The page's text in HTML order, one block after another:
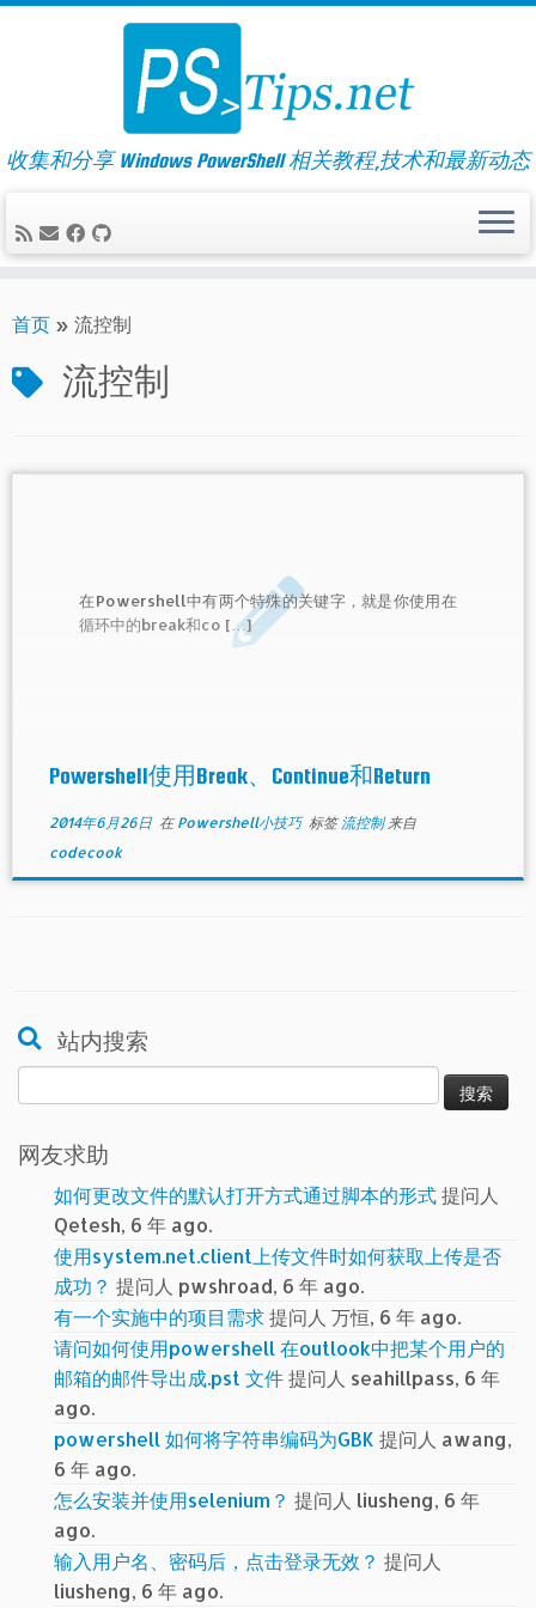
Skip
收集和分享 Windows PowerShell 相关教程,技术和最新动态
首页 » 流控制
流控制
在Powershell中有两个特殊的关键字，就是你使用在
循环中的break和co […]
Powershell使用Break、Continue和Return
2014年6月26日在 Powershell小技巧 标签流控制来自
codecook
站内搜索
索：
网友求助
如何更改文件的默认打开方式通过脚本的形式提问人
Qetesh, 6 年 ago.
使用system.net.client上传文件时如何获取上传是否
成功？ 提问人 pwshroad, 6 年 ago.
有一个实施中的项目需求提问人 万恒, 6 年 ago.
请问如何使用powershell 在outlook中把某个用户的
邮箱的邮件导出成.pst 文件提问人 seahillpass, 6 年
ago.
powershell 如何将字符串编码为GBK 提问人 awang,
6 年 ago.
怎么安装并使用selenium？ 提问人 liusheng, 6 年
ago.
输入用户名、密码后，点击登录无效？ 提问人
liusheng, 6 年 ago.